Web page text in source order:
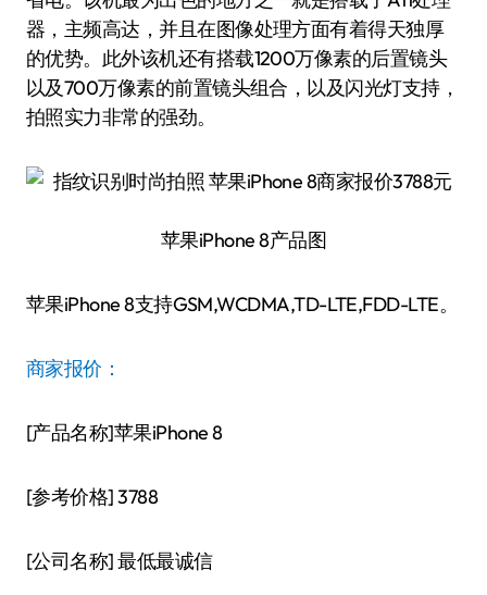
器，主频高达，并且在图像处理方面有着得天独厚
的优势。此外该机还有搭载1200万像素的后置镜头
以及700万像素的前置镜头组合，以及闪光灯支持，
拍照实力非常的强劲。
苹果iPhone 8产品图
苹果iPhone 8支持GSM,WCDMA,TD-LTE,FDD-LTE。
商家报价：
[产品名称]苹果iPhone 8
[参考价格] 3788
[公司名称] 最低最诚信